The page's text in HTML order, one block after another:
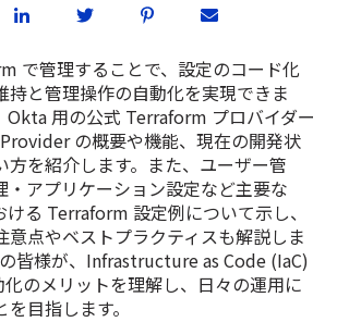
で管理することで、設定のコード化
持と管理操作の自動化を実現できま
Okta 用の公式 Terraform プロバイダー
の概要や機能、現在の開発状
方を紹介します。また、ユーザー管
・アプリケーション設定など主要な
る Terraform 設定例について示し、
意点やベストプラクティスも解説しま
皆様が、Infrastructure as Code (IaC)
のメリットを理解し、日々の運用に
目指します。